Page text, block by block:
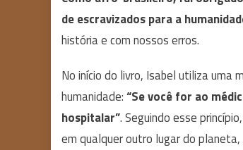
de escravizados para a
história e com nossos erros.
No início do livro, Isabel utiliza uma
humanidade:“Se você for ao
hospitalar”. Seguindo esse
em qualquer outro lugar do